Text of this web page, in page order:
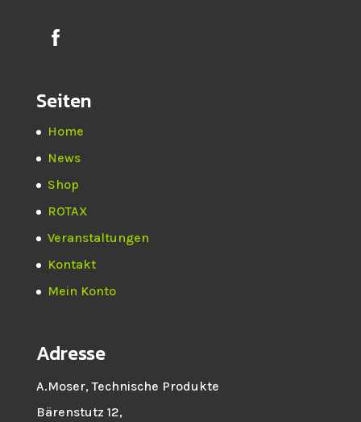
Seiten
Home
News
Shop
ROTAX
Veranstaltungen
Kontakt
Mein Konto
Adresse
A.Moser, Technische Produkte
Bärenstutz 12,